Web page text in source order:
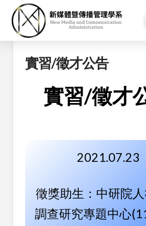
實習/徵才公告
實習/徵才
2021.07.23
徵獎助生：中研院
調查研究專題中心